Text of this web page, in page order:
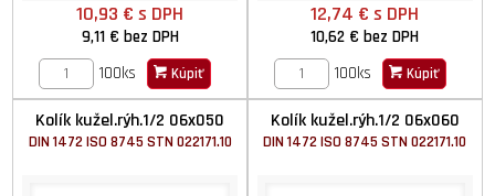
10,93 €s DPH
9,11 € bez DPH
100ks
Kúpiť
12,74 €s DPH
10,62 €bez DPH
100ks
Kúpiť
Kolík kužel.rýh.1/2 06x050
DIN 1472 ISO 8745 STN 022171.10
Kolík kužel.rýh.1/2 06x060
DIN 1472 ISO 8745 STN 022171.10